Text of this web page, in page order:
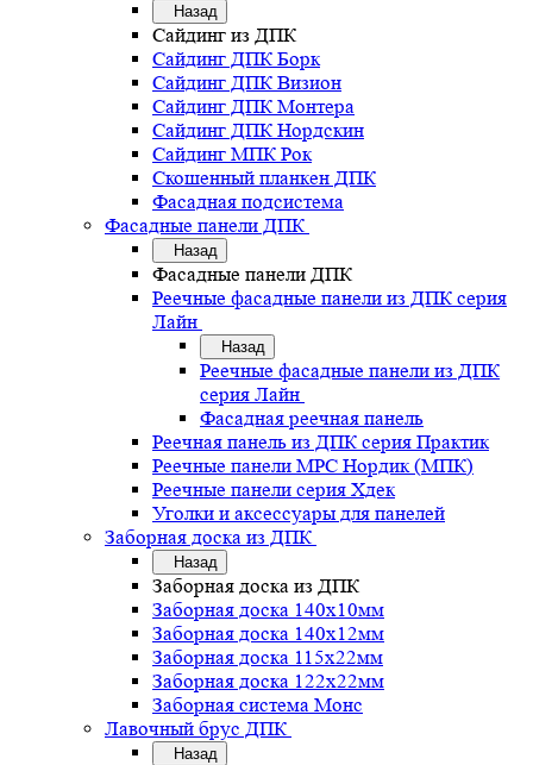
Назад
Сайдинг из ДПК
Сайдинг ДПК Борк
Сайдинг ДПК Визион
Сайдинг ДПК Монтера
Сайдинг ДПК Нордскин
Сайдинг МПК Рок
Скошенный планкен ДПК
Фасадная подсистема
Фасадные панели ДПК
Назад
Фасадные панели ДПК
Реечные фасадные панели из ДПК серия
Лайн
Назад
Реечные фасадные панели из ДПК
серия Лайн
Фасадная реечная панель
Реечная панель из ДПК серия Практик
Реечные панели MPC Нордик (МПК)
Реечные панели серия Хдек
Уголки и аксессуары для панелей
Заборная доска из ДПК
Назад
Заборная доска из ДПК
Заборная доска 140х10мм
Заборная доска 140х12мм
Заборная доска 115х22мм
Заборная доска 122х22мм
Заборная система Монс
Лавочный брус ДПК
Назад